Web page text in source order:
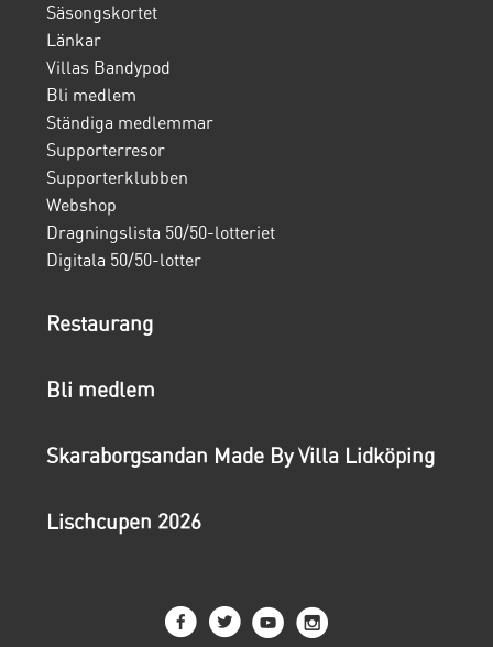
Säsongskortet
Länkar
Villas Bandypod
Bli medlem
Ständiga medlemmar
Supporterresor
Supporterklubben
Webshop
Dragningslista 50/50-lotteriet
Digitala 50/50-lotter
Restaurang
Bli medlem
Skaraborgsandan Made By Villa Lidköping
Lischcupen 2026